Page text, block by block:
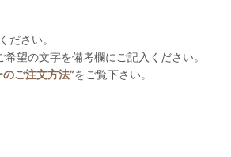
さい。
望の文字を備考欄にご記入ください。
ご注文方法”をご覧下さい。